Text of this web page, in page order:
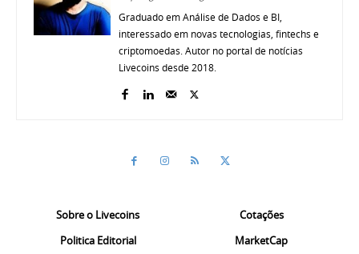
Graduado em Análise de Dados e BI,
interessado em novas tecnologias, fintechs e
criptomoedas. Autor no portal de notícias
Livecoins desde 2018.
Sobre o Livecoins
Politica Editorial
Cotações
MarketCap